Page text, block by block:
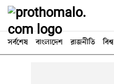
সর্বশেষ বাংলাদেশ রাজনীতি বিশ্ব